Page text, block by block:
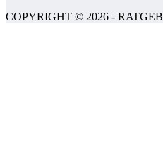
COPYRIGHT © 2026 -